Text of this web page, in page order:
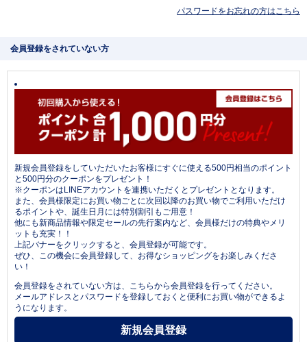
パスワードをお忘れの方はこちら
会員登録をされていない方
新規会員登録をしていただいたお客様にすぐに使える500円相当のポイント
と500円分のクーポンをプレゼント！
※クーポンはLINEアカウントを連携いただくとプレゼントとなります。
また、会員様限定にお買い物ごとに次回以降のお買い物でご利用いただけ
るポイントや、誕生日月には特別割引もご用意！
他にも新商品情報や限定セールの先行案内など、会員様だけの特典やメリ
ットも充実！！
上記バナーをクリックすると、会員登録が可能です。
ぜひ、この機会に会員登録して、お得なショッピングをお楽しみくださ
い！
会員登録をされていない方は、こちらから会員登録を行ってください。
メールアドレスとパスワードを登録しておくと便利にお買い物ができるよ
うになります。